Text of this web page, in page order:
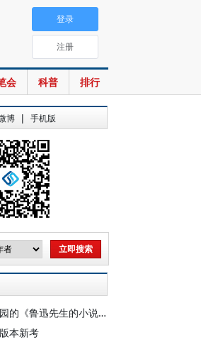
会 科普 排行
登录
注册
博 | 手机版
陈子善：关于孙伏园的《鲁迅先生的小说》
本新考